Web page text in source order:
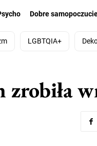
Dobre
LGBTQIA+